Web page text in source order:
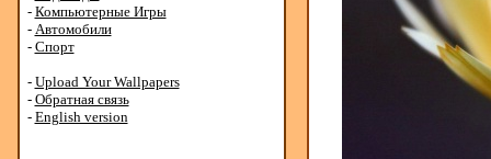
- Компьютерные Игры
- Автомобили
- Спорт
- Upload Your Wallpapers
- Обратная связь
- English version